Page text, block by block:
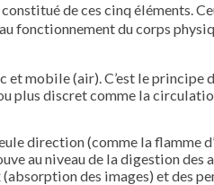
de ces cinq éléments.
fonctionnement du corps
mobile (air). C’est le principe
plus discret comme la
direction (comme la flamme
au niveau de la digestion des
des images) et des